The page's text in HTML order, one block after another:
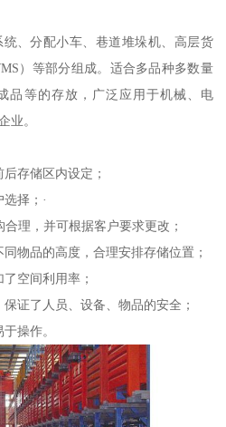
、分配小车、巷道堆垛机、高层货
）等部分组成。适合多品种多数量
品等的存放，广泛应用于机械、电
业。
存储区内设定；
择；·
理，并可根据客户要求更改；
物品的高度，合理安排存储位置；
空间利用率；
证了人员、设备、物品的安全；
操作。